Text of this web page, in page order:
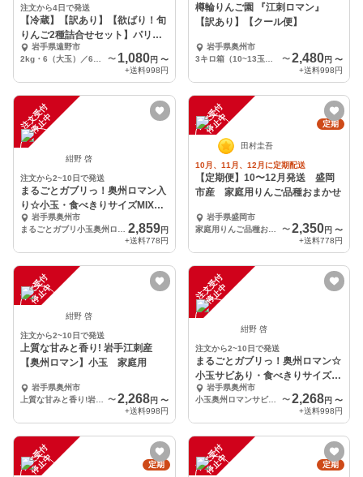
注文から4日で発送
【冷蔵】【訳あり】【欲ばり！旬
りんご2種詰合せセット】パリパ
リ・ジューシー家庭用
岩手県遠野市
〜 1,080円 〜
+送料998円
樽輪りんご園 『江刺ロマン』
【訳あり】【クール便】
岩手県奥州市
〜2,480円 〜
+送料998円
注
文
受
付
停
止
中
紺野 啓
注文から2~10日で発送
まるごとガブリっ！奥州ロマン入
り☆小玉・食べきりサイズMIXり
んご岩手江刺産
岩手県奥州市
2,859円
+送料778円
注
文
受
付
停
止
中 定期
田村圭吾
10月、11月、12月に定期配送
【定期便】10〜12月発送 盛岡
市産 家庭用りんご品種おまかせ
岩手県盛岡市
家庭用りんご品種おまかせ3ｋｇ8～12個
〜2,350円 〜
+送料778円
注
文
受
付
停
止
中
紺野 啓
注文から2~10日で発送
上質な甘みと香り! 岩手江刺産
【奥州ロマン】小玉 家庭用
岩手県奥州市
〜 2,268円 〜
+送料998円
注
文
受
付
停
止
中
紺野 啓
注文から2~10日で発送
まるごとガブリっ！奥州ロマン☆
小玉サビあり・食べきりサイズり
んご岩手江刺産
岩手県奥州市
小玉奥州ロマンサビあり2kg
〜2,268円 〜
+送料998円
注
文
受
付
停
止
中 定期 注
文
受
付
停
止
中 定期